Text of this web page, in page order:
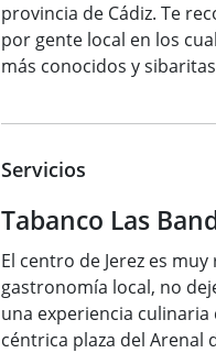
provincia de Cádiz. Te
por gente local en los
más conocidos y
Servicios
Tabanco Las
El centro de Jerez es
gastronomía local, no
una experiencia culinaria
céntrica plaza del Arenal